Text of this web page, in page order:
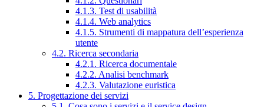
4.1.3. Test di usabilità
4.1.4. Web analytics
4.1.5. Strumenti di mappatura dell’esperienza
utente
4.2. Ricerca secondaria
4.2.1. Ricerca documentale
4.2.2. Analisi benchmark
4.2.3. Valutazione euristica
5. Progettazione dei servizi